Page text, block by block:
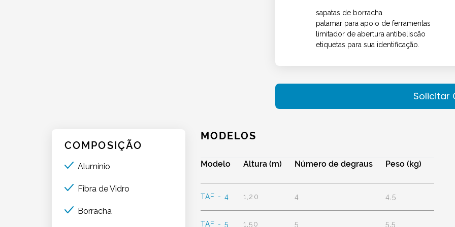
sapatas de borracha
patamar para apoio de ferramentas
limitador de abertura antibeliscão
etiquetas para sua identificação.
Solicitar
COMPOSIÇÃO
Alumínio
Fibra de Vidro
Borracha
MODELOS
Modelo Altura (m) Número de degraus Peso (kg)
TAF - 4 1,20 4 4,5
TAF - 5 1,50 5 5,5